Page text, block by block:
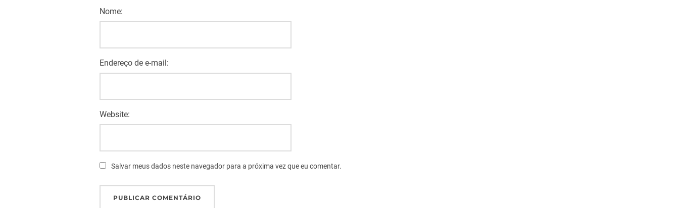
Nome:
Endereço de e-mail:
Website:
Salvar meus dados neste navegador para a próxima vez que eu comentar.